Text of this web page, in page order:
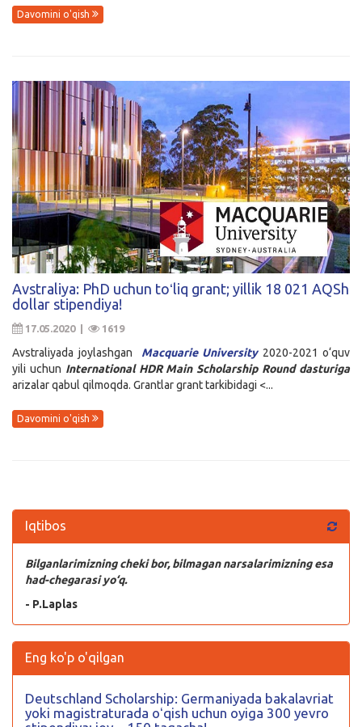
Davomini o'qish
Avstraliya: PhD uchun toʻliq grant; yillik 18 021 AQSh
dollar stipendiya!
17.05.2020 | 1619
Avstraliyada joylashgan Macquarie University2020-2021 o‘quv
yili uchun International HDR Main Scholarship Round dasturiga
arizalar qabul qilmoqda. Grantlar grant tarkibidagi <...
Davomini o'qish
Iqtibos
Bilganlarimizning cheki bor, bilmagan narsalarimizning esa
had-chegarasi yo‘q.
- P.Laplas
Eng ko'p o'qilgan
Deutschland Scholarship: Germaniyada bakalavriat
yoki magistraturada oʻqish uchun oyiga 300 yevro